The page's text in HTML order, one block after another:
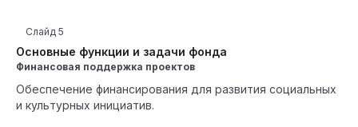
Основные функции и задачи фонда
Слайд 5
Финансовая поддержка проектов
Обеспечение финансирования для развития социальных
и культурных инициатив.